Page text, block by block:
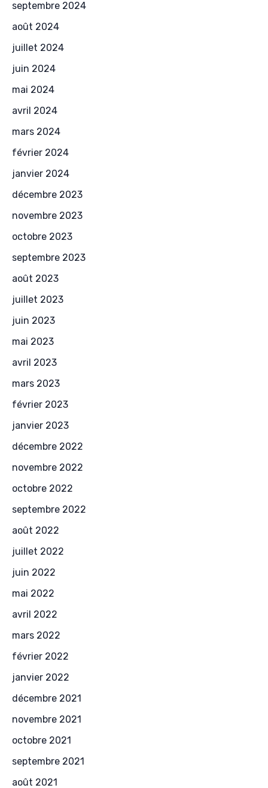
septembre 2024
août 2024
juillet 2024
juin 2024
mai 2024
avril 2024
mars 2024
février 2024
janvier 2024
décembre 2023
novembre 2023
octobre 2023
septembre 2023
août 2023
juillet 2023
juin 2023
mai 2023
avril 2023
mars 2023
février 2023
janvier 2023
décembre 2022
novembre 2022
octobre 2022
septembre 2022
août 2022
juillet 2022
juin 2022
mai 2022
avril 2022
mars 2022
février 2022
janvier 2022
décembre 2021
novembre 2021
octobre 2021
septembre 2021
août 2021